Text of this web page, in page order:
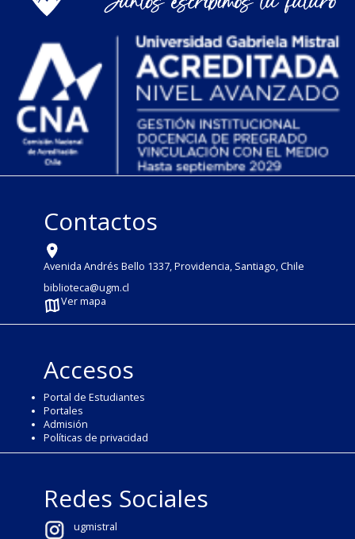
Contactos
Avenida Andrés Bello 1337, Providencia, Santiago, Chile
biblioteca@ugm.cl
Ver mapa
Accesos
Portal de Estudiantes
Portales
Admisión
Políticas de privacidad
Redes Sociales
ugmistral